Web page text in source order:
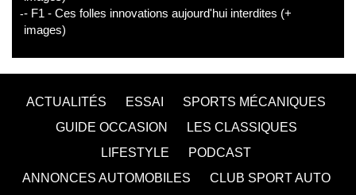
- F1 - Ces folles innovations aujourd'hui interdites (+
images)
ACTUALITÉS ESSAI
SPORTS MÉCANIQUES
GUIDE OCCASION
LES CLASSIQUES
LIFESTYLE
PODCAST
ANNONCES AUTOMOBILES
CLUB SPORT AUTO